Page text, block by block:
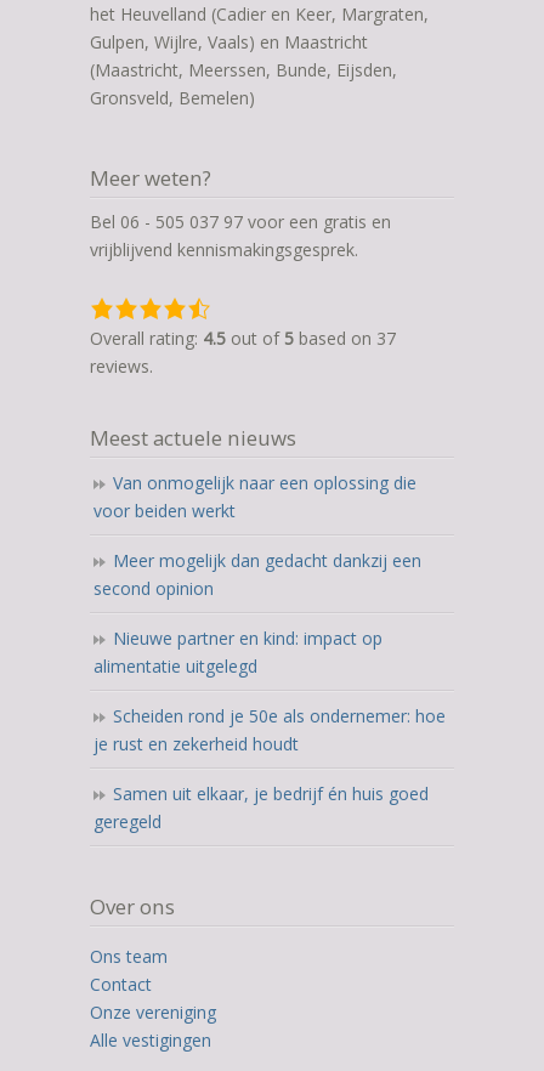
het Heuvelland (Cadier en Keer, Margraten,
Gulpen, Wijlre, Vaals) en Maastricht
(Maastricht, Meerssen, Bunde, Eijsden,
Gronsveld, Bemelen)
Meer weten?
Bel 06 - 505 037 97 voor een gratis en
vrijblijvend kennismakingsgesprek.
4,5
rating
based
ratings
Overall rating: 4.5 out of 5 based on 37
reviews.
Meest actuele nieuws
Van onmogelijk naar een oplossing die
voor beiden werkt
Meer mogelijk dan gedacht dankzij een
second opinion
Nieuwe partner en kind: impact op
alimentatie uitgelegd
Scheiden rond je 50e als ondernemer: hoe
je rust en zekerheid houdt
Samen uit elkaar, je bedrijf én huis goed
geregeld
Over ons
Ons team
Contact
Onze vereniging
Alle vestigingen